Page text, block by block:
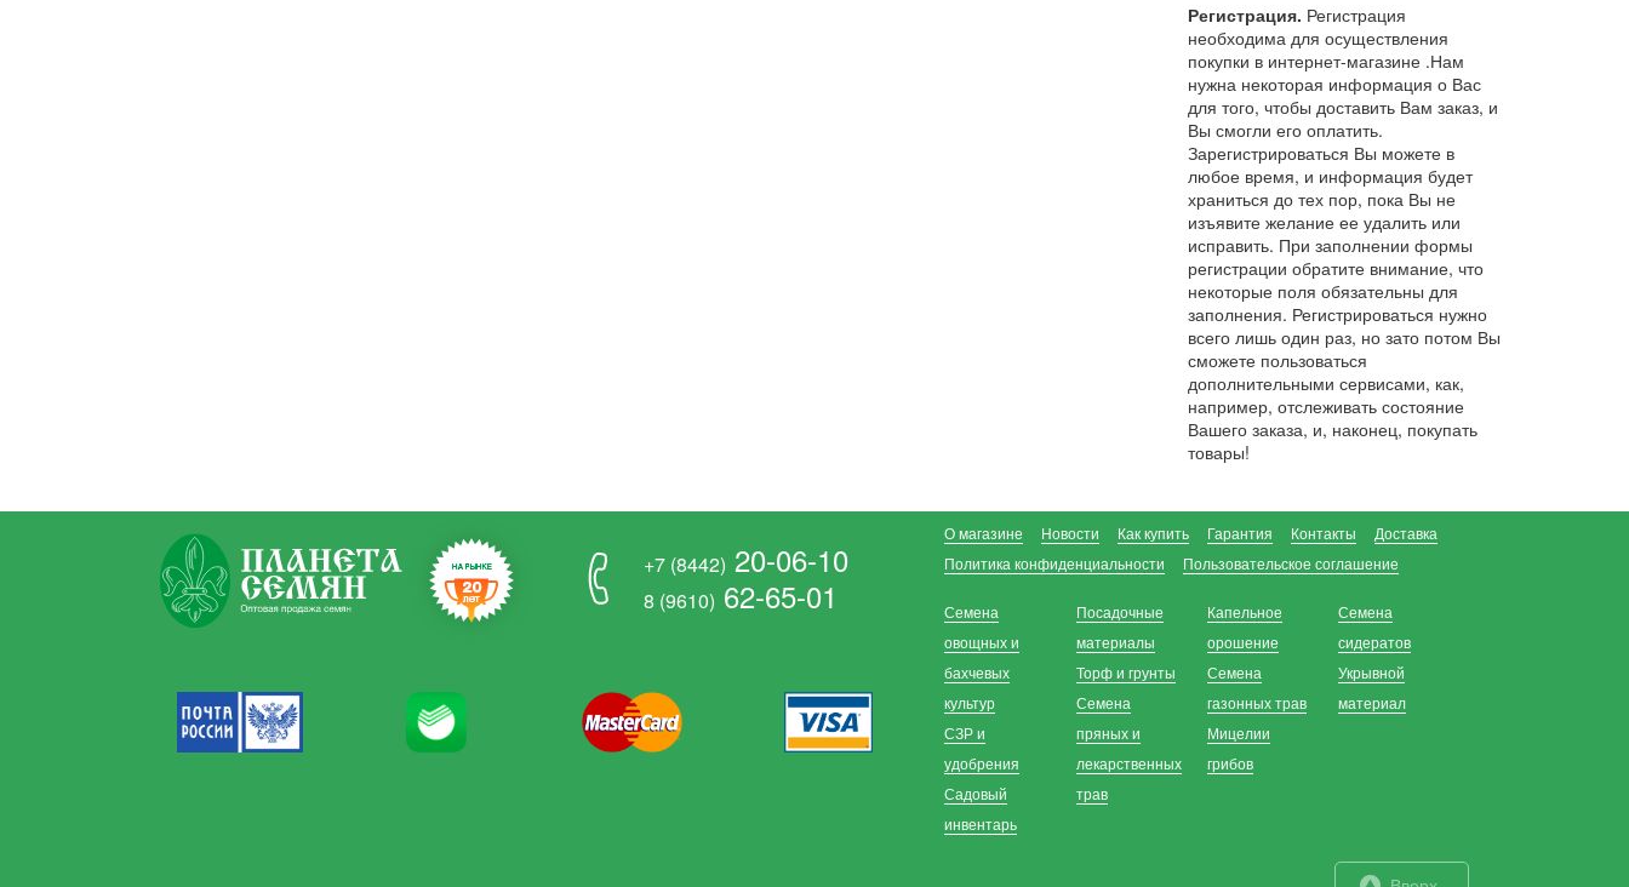
Регистрация. Регистрация
необходима для осуществления
покупки в интернет-магазине .Нам
нужна некоторая информация о Вас
для того, чтобы доставить Вам заказ, и
Вы смогли его оплатить.
Зарегистрироваться Вы можете в
любое время, и информация будет
храниться до тех пор, пока Вы не
изъявите желание ее удалить или
исправить. При заполнении формы
регистрации обратите внимание, что
некоторые поля обязательны для
заполнения. Регистрироваться нужно
всего лишь один раз, но зато потом Вы
сможете пользоваться
дополнительными сервисами, как,
например, отслеживать состояние
Вашего заказа, и, наконец, покупать
товары!
+7 (8442) 20-06-10
8 (9610) 62-65-01
О магазине Новости Как купить Гарантия Контакты
Доставка
Политика конфиденциальности
Пользовательское соглашение
Семена
овощных и
бахчевых
культур
СЗР и
удобрения
Садовый
инвентарь
Посадочные
материалы
Торф и грунты
Семена
пряных и
лекарственных
трав
Капельное
орошение
Семена
газонных трав
Мицелии
грибов
Семена
сидератов
Укрывной
материал